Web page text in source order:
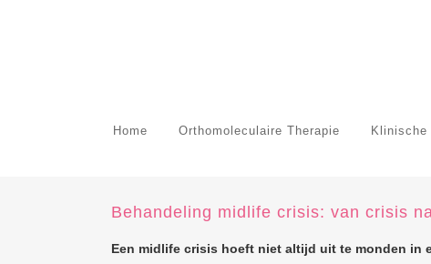
Home Orthomoleculaire Therapie Klinische
Behandeling midlife crisis: van crisis
Een midlife crisis hoeft niet altijd uit te monden in